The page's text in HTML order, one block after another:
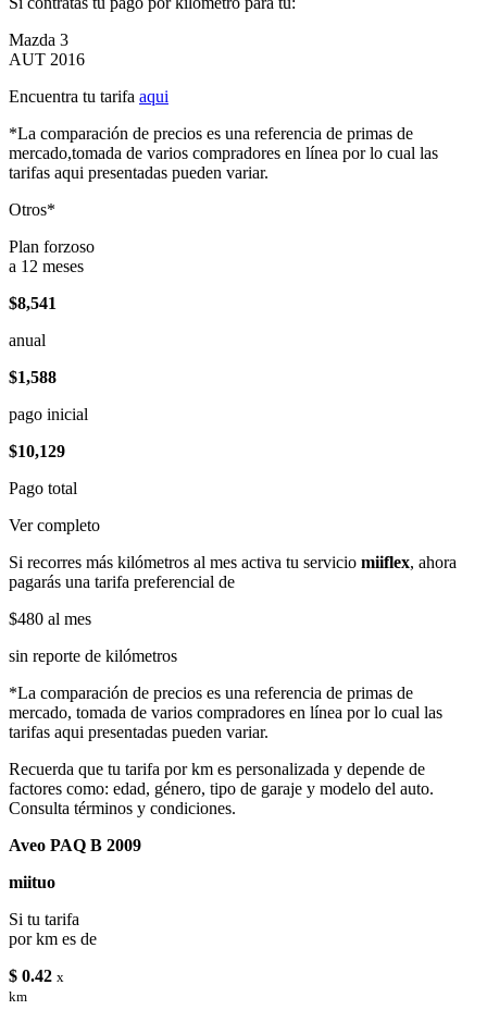
Mazda 3
AUT 2016
Encuentra tu tarifa aqui
*La comparación de precios es una referencia de primas de
mercado,tomada de varios compradores en línea por lo cual las
tarifas aqui presentadas pueden variar.
Otros*
Plan forzoso
a 12 meses
$8,541
anual
$1,588
pago inicial
$10,129
Pago total
Ver completo
Si recorres más kilómetros al mes activa tu servicio miiflex, ahora
pagarás una tarifa preferencial de
$480 al mes
sin reporte de kilómetros
*La comparación de precios es una referencia de primas de
mercado, tomada de varios compradores en línea por lo cual las
tarifas aqui presentadas pueden variar.
Recuerda que tu tarifa por km es personalizada y depende de
factores como: edad, género, tipo de garaje y modelo del auto.
Consulta términos y condiciones.
Aveo PAQ B 2009
miituo
Si tu tarifa
por km es de
$ 0.42 x
km